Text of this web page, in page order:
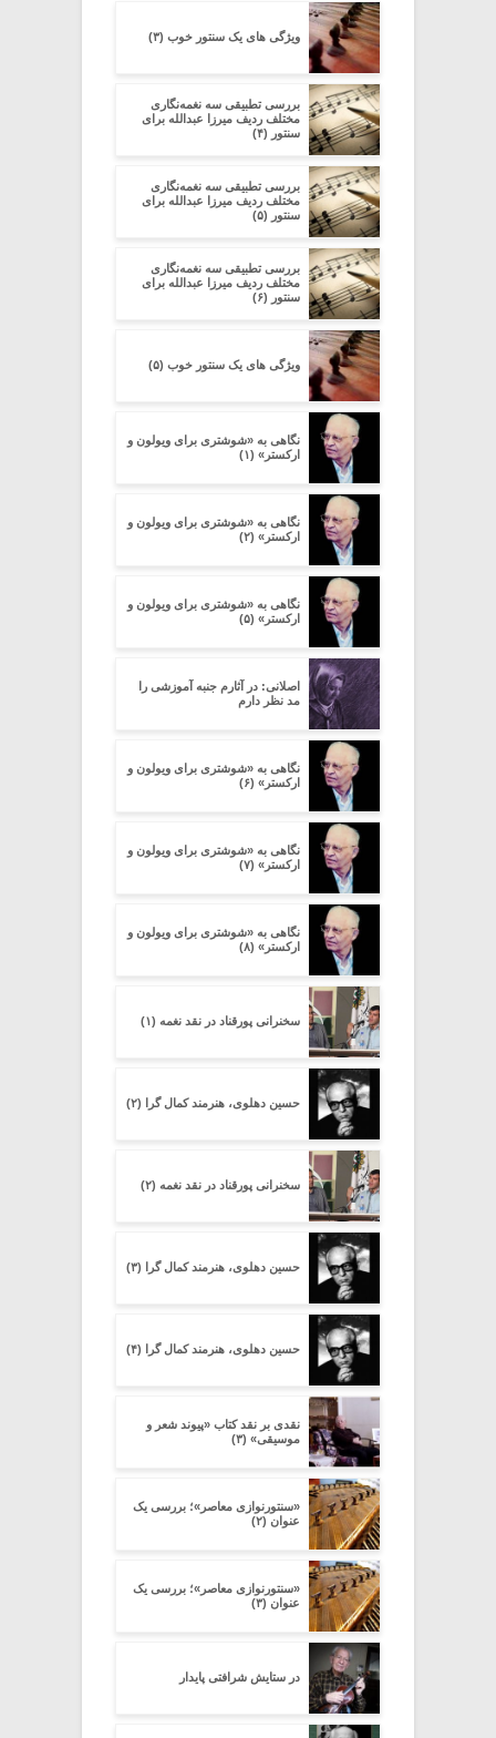
ویژگی های یک سنتور خوب (۳)
بررسی تطبیقی سه نغمه‌نگاری
مختلف ردیف میرزا عبدالله برای
سنتور (۴)
بررسی تطبیقی سه نغمه‌نگاری
مختلف ردیف میرزا عبدالله برای
سنتور (۵)
بررسی تطبیقی سه نغمه‌نگاری
مختلف ردیف میرزا عبدالله برای
سنتور (۶)
ویژگی های یک سنتور خوب (۵)
نگاهی به «شوشتری برای ویولون و
ارکستر» (۱)
نگاهی به «شوشتری برای ویولون و
ارکستر» (۲)
نگاهی به «شوشتری برای ویولون و
ارکستر» (۵)
اصلانی: در آثارم جنبه آموزشی را
مد نظر دارم
نگاهی به «شوشتری برای ویولون و
ارکستر» (۶)
نگاهی به «شوشتری برای ویولون و
ارکستر» (۷)
نگاهی به «شوشتری برای ویولون و
ارکستر» (۸)
سخنرانی پورقناد در نقد نغمه (۱)
حسین دهلوی، هنرمند کمال گرا (۲)
سخنرانی پورقناد در نقد نغمه (۲)
حسین دهلوی، هنرمند کمال گرا (۳)
حسین دهلوی، هنرمند کمال گرا (۴)
نقدی بر نقد کتاب «پیوند شعر و
موسیقی» (۳)
«سنتورنوازی معاصر»؛ بررسی یک
عنوان (۲)
«سنتورنوازی معاصر»؛ بررسی یک
عنوان (۳)
در ستایش شرافتی پایدار